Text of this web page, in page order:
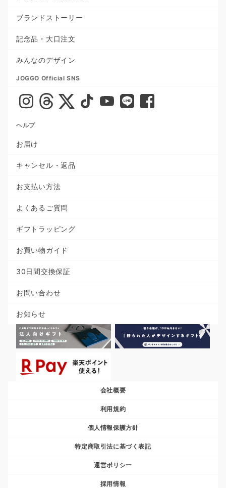
ブランドストーリー
記念品・大口注文
みんなのデザイン
JOGGO Official SNS
ヘルプ
お届け
キャンセル・返品
お支払い方法
よくあるご質問
ギフトラッピング
お買い物ガイド
30日間交換保証
お問い合わせ
お知らせ
会社概要
利用規約
個人情報保護方針
特定商取引法に基づく表記
運営ポリシー
採用情報